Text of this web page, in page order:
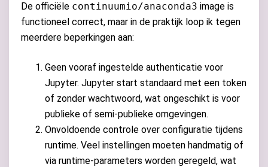
De officiële continuumio/anaconda3 image is
functioneel correct, maar in de praktijk loop ik tegen
meerdere beperkingen aan:
Geen vooraf ingestelde authenticatie voor
Jupyter. Jupyter start standaard met een token
of zonder wachtwoord, wat ongeschikt is voor
publieke of semi-publieke omgevingen.
Onvoldoende controle over configuratie tijdens
runtime. Veel instellingen moeten handmatig of
via runtime-parameters worden geregeld, wat